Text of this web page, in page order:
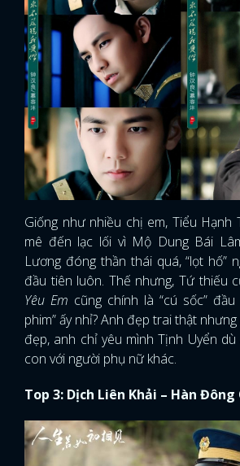
Giống như nhiều chị em, Tiểu Hạnh
mê đến lạc lối vì Mộ Dung Bái
Lương đóng thần thái quá, “lọt hố”
đầu tiên luôn. Thế nhưng, Tứ thiếu
Yêu Em cũng chính là “cú sốc”
phim” ấy nhỉ? Anh đẹp trai thật
đẹp, anh chỉ yêu mình Tịnh Uyển
con với người phụ nữ khác.
Top 3: Dịch Liên Khải – Hàn Đông